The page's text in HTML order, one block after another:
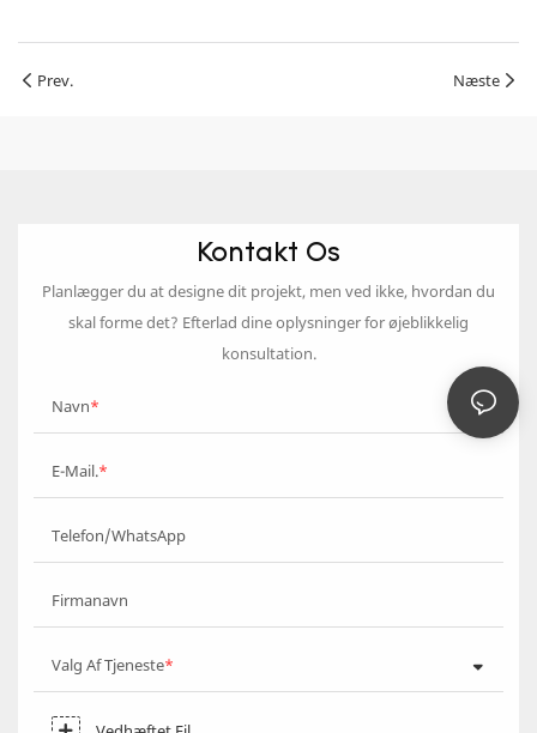
Prev. Næste
Kontakt Os
Planlægger du at designe dit projekt, men ved ikke, hvordan du
skal forme det? Efterlad dine oplysninger for øjeblikkelig
konsultation.
Navn
E-Mail.
Telefon/WhatsApp
Firmanavn
Valg Af Tjeneste